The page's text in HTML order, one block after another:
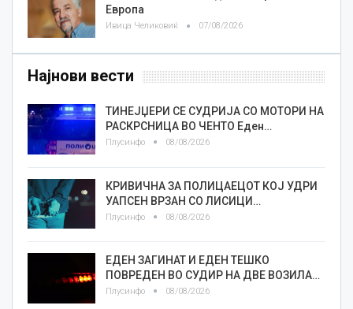
Европа
Ивица Челиковиќ 07/08/2026
Најнови вести
ТИНЕЈЏЕРИ СЕ СУДРИЈА СО МОТОРИ НА
РАСКРСНИЦА ВО ЧЕНТО Еден…
Плусинфо 08/08/2026
КРИВИЧНА ЗА ПОЛИЦАЕЦОТ КОЈ УДРИ
УАПСЕН ВРЗАН СО ЛИСИЦИ…
Плусинфо 08/08/2026
ЕДЕН ЗАГИНАТ И ЕДЕН ТЕШКО
ПОВРЕДЕН ВО СУДИР НА ДВЕ ВОЗИЛА…
Плусинфо 08/08/2026